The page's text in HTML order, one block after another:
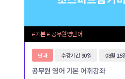
#기본 # 공무원영단어
단과 수강기간 90일 08월 15
공무원 영어 기본 어휘강좌